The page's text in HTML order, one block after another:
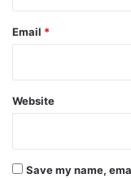
Email *
Website
Save my name,